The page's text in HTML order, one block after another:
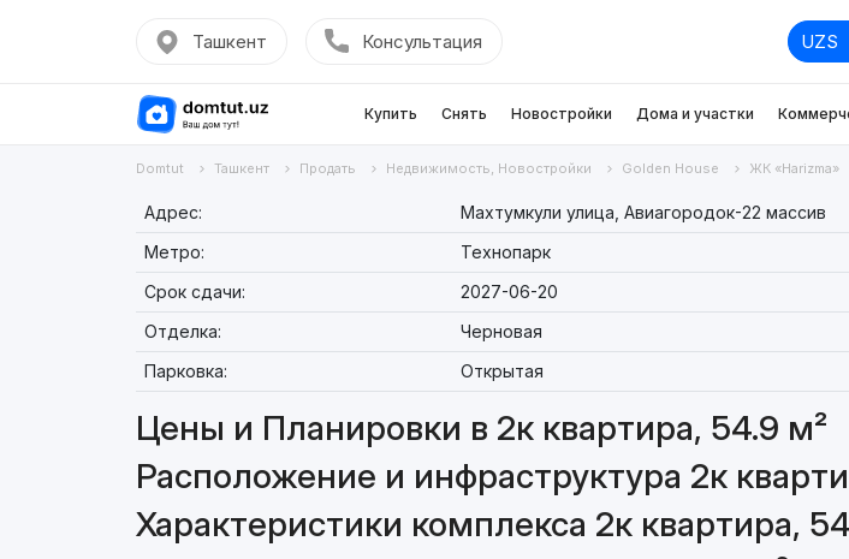
Ташкент Консультация UZS
Купить Снять Новостройки Дома и участки
Domtut Ташкент Продать Недвижимость, Новостройки Golden House ЖК «Harizma»
Адрес:
Махтумкули улица, Авиагородок-22 массив
Метро:
Технопарк
Срок сдачи:
2027-06-20
Отделка:
Черновая
Парковка:
Открытая
Цены и Планировки в 2к квартира, 54.9 м²
Расположение и инфраструктура 2к
Характеристики комплекса 2к квартира,